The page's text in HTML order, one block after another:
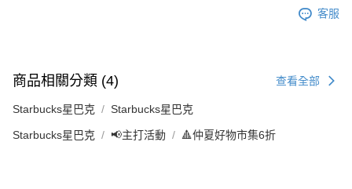
客服
商品相關分類 (4) 查看全部
Starbucks星巴克 Starbucks星巴克
Starbucks星巴克 📢主打活動 🔺仲夏好物市集6折